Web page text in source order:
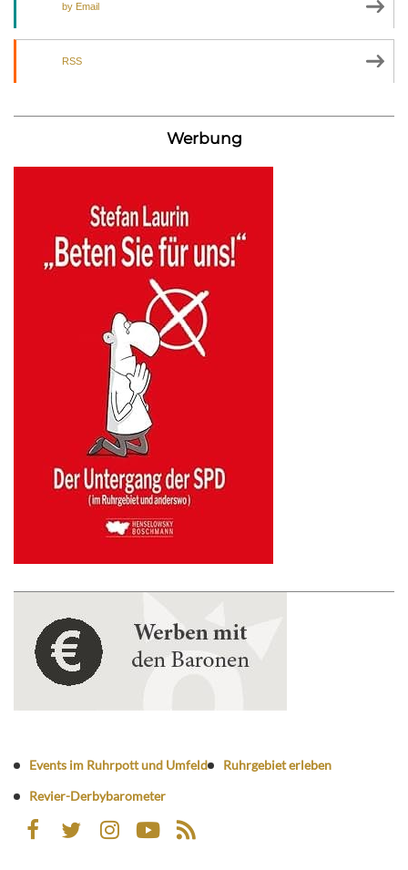
by Email
RSS
Werbung
Events im Ruhrpott und Umfeld
Ruhrgebiet erleben
Revier-Derbybarometer